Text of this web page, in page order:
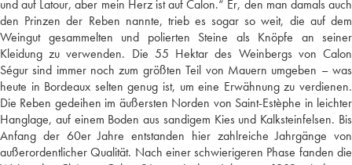
und auf Latour, aber mein Herz ist auf Calon.“ Er, den man damals auch
den Prinzen der Reben nannte, trieb es sogar so weit, die auf dem
Weingut gesammelten und polierten Steine als Knöpfe an seiner
Kleidung zu verwenden. Die 55 Hektar des Weinbergs von Calon
Ségur sind immer noch zum größten Teil von Mauern umgeben – was
heute in Bordeaux selten genug ist, um eine Erwähnung zu verdienen.
Die Reben gedeihen im äußersten Norden von Saint-Estèphe in leichter
Hanglage, auf einem Boden aus sandigem Kies und Kalksteinfelsen. Bis
Anfang der 60er Jahre entstanden hier zahlreiche Jahrgänge von
außerordentlicher Qualität. Nach einer schwierigeren Phase fanden die